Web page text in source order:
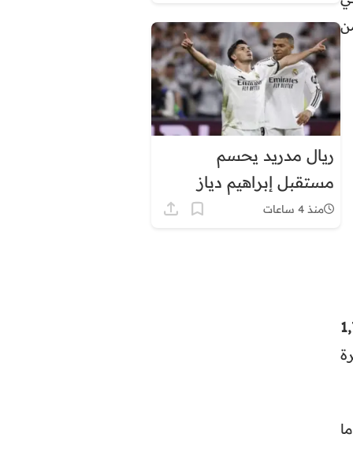
ريال مدريد يحسم
مستقبل إبراهيم دياز
منذ 4 ساعات